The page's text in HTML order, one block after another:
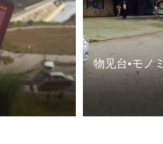
物见台•モノ